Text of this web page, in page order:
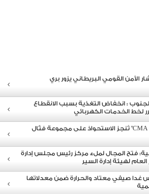
الأمن القومي البريطاني يزور بري
: انخفاض التغذية بسبب الانقطاع
لخط الخدمات الكهربائي
فتح المجال لملء مركز رئيس مجلس إدارة
العام لهيئة إدارة السير
غدا صيفي معتاد والحرارة ضمن معدلاتها